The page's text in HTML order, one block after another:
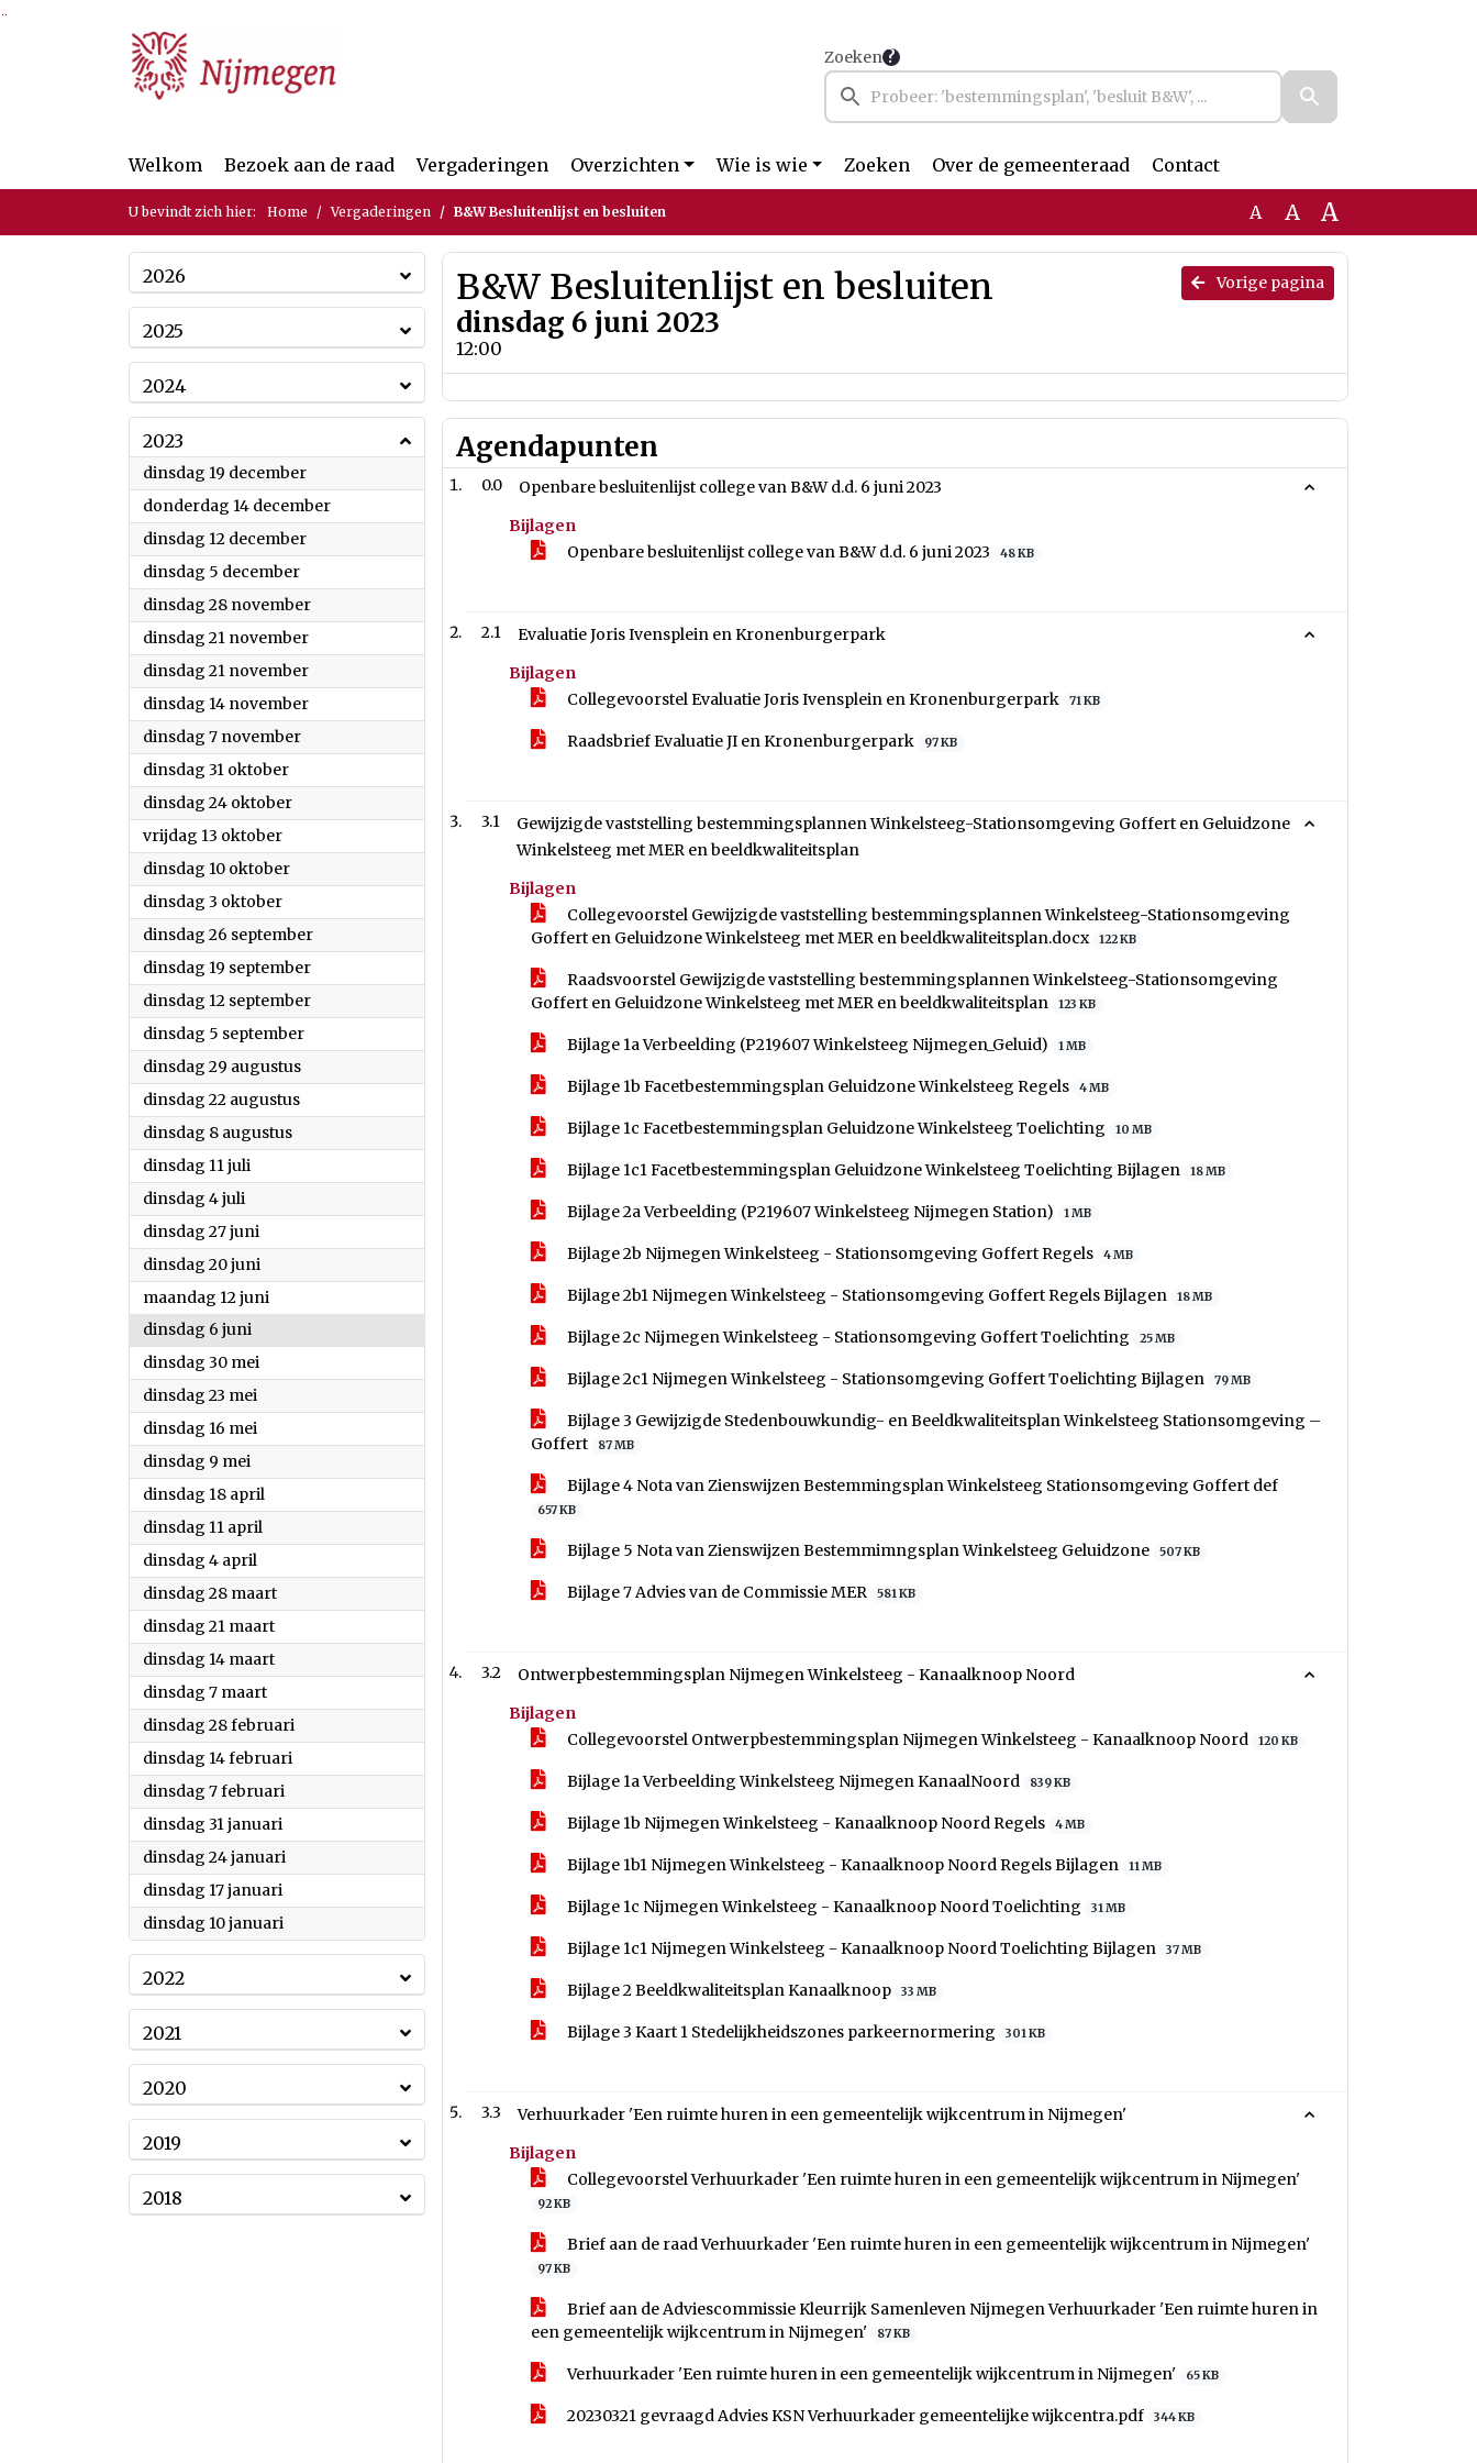
Ga naar de inhoud van deze pagina
Ga naar het zoeken
Ga naar het menu
Zoeken
Welkom Bezoek aan de raad Vergaderingen Overzichten Wie is wie Zoeken Over de gemeenteraad Contact
U bevindt zich hier: Home Vergaderingen B&W Besluitenlijst en besluiten A A A
2026
2025
2024
2023
dinsdag 19 december2023
donderdag 14 december2023
dinsdag 12 december2023
dinsdag 5 december2023
dinsdag 28 november2023
dinsdag 21 november2023
dinsdag 21 november2023
dinsdag 14 november2023
dinsdag 7 november2023
dinsdag 31 oktober2023
dinsdag 24 oktober2023
vrijdag 13 oktober2023
dinsdag 10 oktober2023
dinsdag 3 oktober2023
dinsdag 26 september2023
dinsdag 19 september2023
dinsdag 12 september2023
dinsdag 5 september2023
dinsdag 29 augustus2023
dinsdag 22 augustus2023
dinsdag 8 augustus2023
dinsdag 11 juli
dinsdag 4 juli
dinsdag 27 juni
dinsdag 20 juni
maandag 12 juni
dinsdag 6 juni
dinsdag 30 mei
dinsdag 23 mei
dinsdag 16 mei
dinsdag 9 mei
dinsdag 18 april
dinsdag 11 april
dinsdag 4 april
dinsdag 28 maart2023
dinsdag 21 maart2023
dinsdag 14 maart2023
dinsdag 7 maart2023
dinsdag 28 februari
dinsdag 14 februari
dinsdag 7 februari
dinsdag 31 januari
dinsdag 24 januari
dinsdag 17 januari
dinsdag 10 januari
2022
2021
2020
2019
2018
Vorige pagina
B&W Besluitenlijst en besluiten
dinsdag 6 juni 2023
12:00
Agendapunten
0.0
Openbare besluitenlijst college van B&W d.d. 6 juni 2023
Bijlagen
Openbare besluitenlijst college van B&W d.d. 6 juni 2023
48 KB
2.1
Evaluatie Joris Ivensplein en Kronenburgerpark
Bijlagen
Collegevoorstel Evaluatie Joris Ivensplein en Kronenburgerpark
71 KB
Raadsbrief Evaluatie JI en Kronenburgerpark 97 KB
3.1
Gewijzigde vaststelling bestemmingsplannen Winkelsteeg-Stationsomgeving Goffert en Geluidzone
Winkelsteeg met MER en beeldkwaliteitsplan
Bijlagen
Collegevoorstel Gewijzigde vaststelling bestemmingsplannen Winkelsteeg-Stationsomgeving
Goffert en Geluidzone Winkelsteeg met MER en beeldkwaliteitsplan.docx
122 KB
Raadsvoorstel Gewijzigde vaststelling bestemmingsplannen Winkelsteeg-Stationsomgeving
Goffert en Geluidzone Winkelsteeg met MER en beeldkwaliteitsplan
123 KB
Bijlage 1a Verbeelding (P219607 Winkelsteeg Nijmegen_Geluid) 1 MB
Bijlage 1b Facetbestemmingsplan Geluidzone Winkelsteeg Regels 4 MB
Bijlage 1c Facetbestemmingsplan Geluidzone Winkelsteeg Toelichting 10 MB
Bijlage 1c1 Facetbestemmingsplan Geluidzone Winkelsteeg Toelichting Bijlagen 18 MB
Bijlage 2a Verbeelding (P219607 Winkelsteeg Nijmegen Station) 1 MB
Bijlage 2b Nijmegen Winkelsteeg - Stationsomgeving Goffert Regels 4 MB
Bijlage 2b1 Nijmegen Winkelsteeg - Stationsomgeving Goffert Regels Bijlagen 18 MB
Bijlage 2c Nijmegen Winkelsteeg - Stationsomgeving Goffert Toelichting 25 MB
Bijlage 2c1 Nijmegen Winkelsteeg - Stationsomgeving Goffert Toelichting Bijlagen 79 MB
Bijlage 3 Gewijzigde Stedenbouwkundig- en Beeldkwaliteitsplan Winkelsteeg Stationsomgeving –
Goffert
87 MB
Bijlage 4 Nota van Zienswijzen Bestemmingsplan Winkelsteeg Stationsomgeving Goffert def
657 KB
Bijlage 5 Nota van Zienswijzen Bestemmimngsplan Winkelsteeg Geluidzone 507 KB
Bijlage 7 Advies van de Commissie MER 581 KB
3.2
Ontwerpbestemmingsplan Nijmegen Winkelsteeg - Kanaalknoop Noord
Bijlagen
Collegevoorstel Ontwerpbestemmingsplan Nijmegen Winkelsteeg - Kanaalknoop Noord
120 KB
Bijlage 1a Verbeelding Winkelsteeg Nijmegen KanaalNoord 839 KB
Bijlage 1b Nijmegen Winkelsteeg - Kanaalknoop Noord Regels 4 MB
Bijlage 1b1 Nijmegen Winkelsteeg - Kanaalknoop Noord Regels Bijlagen 11 MB
Bijlage 1c Nijmegen Winkelsteeg - Kanaalknoop Noord Toelichting 31 MB
Bijlage 1c1 Nijmegen Winkelsteeg - Kanaalknoop Noord Toelichting Bijlagen 37 MB
Bijlage 2 Beeldkwaliteitsplan Kanaalknoop 33 MB
Bijlage 3 Kaart 1 Stedelijkheidszones parkeernormering 301 KB
3.3
Verhuurkader 'Een ruimte huren in een gemeentelijk wijkcentrum in Nijmegen'
Bijlagen
Collegevoorstel Verhuurkader 'Een ruimte huren in een gemeentelijk wijkcentrum in Nijmegen'
92 KB
Brief aan de raad Verhuurkader 'Een ruimte huren in een gemeentelijk wijkcentrum in Nijmegen'
97 KB
Brief aan de Adviescommissie Kleurrijk Samenleven Nijmegen Verhuurkader 'Een ruimte huren in
een gemeentelijk wijkcentrum in Nijmegen'
87 KB
Verhuurkader 'Een ruimte huren in een gemeentelijk wijkcentrum in Nijmegen' 65 KB
20230321 gevraagd Advies KSN Verhuurkader gemeentelijke wijkcentra.pdf 344 KB